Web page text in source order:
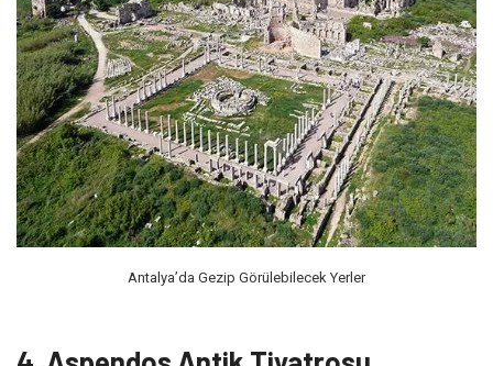
Antalya’da Gezip Görülebilecek Yerler